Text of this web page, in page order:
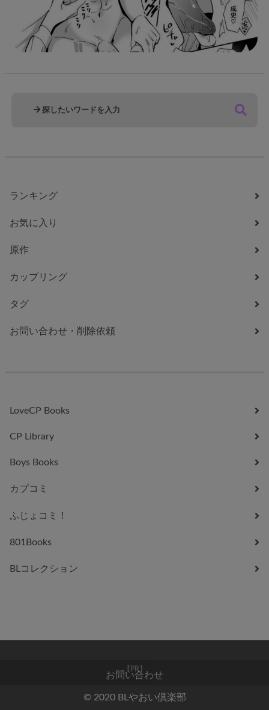
ランキング
お気に入り
原作
カップリング
タグ
お問い合わせ・削除依頼
LoveCP Books
CP Library
Boys Books
カプコミ
ふじょコミ！
801Books
BLコレクション
お問い合わせ
© 2020 BLやおい倶楽部